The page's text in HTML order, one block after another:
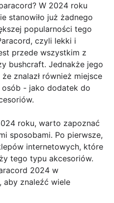
W 2024 roku
stanowiło już żadnego
popularności tego
czyli lekki i
przede wszystkim z
bushcraft. Jednakże jego
znalazł również miejsce
- jako dodatek do
roku, warto zapoznać
sposobami. Po pierwsze,
internetowych, które
tego typu akcesoriów.
2024 w
aby znaleźć wiele